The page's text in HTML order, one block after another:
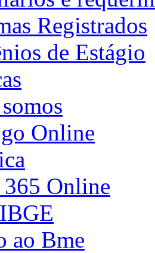
Registrados
de Estágio
Online
Online
ao Bme